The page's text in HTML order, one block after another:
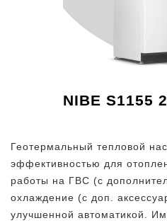
NIBE S1155
Геотермальный тепловой
эффективностью для
работы на ГВС (с
охлаждение (с доп.
улучшенной автоматикой.